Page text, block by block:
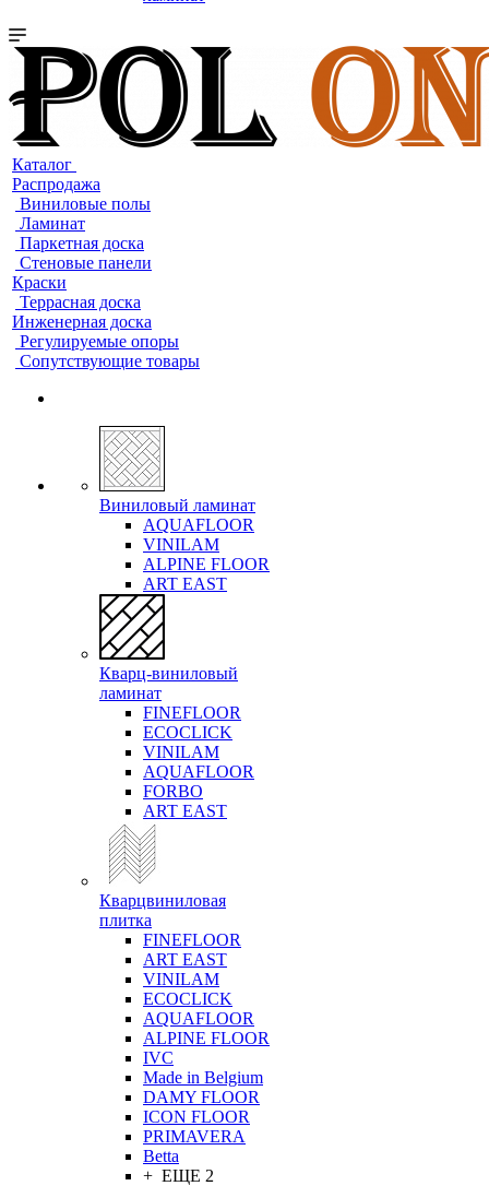
Каталог
Распродажа
Виниловые полы
Ламинат
Паркетная доска
Стеновые панели
Краски
Террасная доска
Инженерная доска
Регулируемые опоры
Сопутствующие товары
Виниловый ламинат
AQUAFLOOR
VINILAM
ALPINE FLOOR
ART EAST
Кварц-виниловый
ламинат
FINEFLOOR
ECOCLICK
VINILAM
AQUAFLOOR
FORBO
ART EAST
Кварцвиниловая
плитка
FINEFLOOR
ART EAST
VINILAM
ECOCLICK
AQUAFLOOR
ALPINE FLOOR
IVC
Made in Belgium
DAMY FLOOR
ICON FLOOR
PRIMAVERA
Betta
+ ЕЩЕ 2